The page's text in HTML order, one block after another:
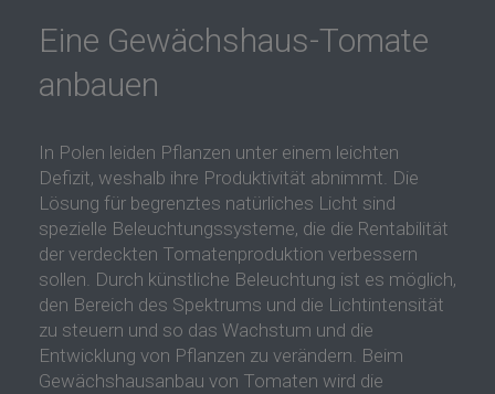
Eine Gewächshaus-Tomate
anbauen
In Polen leiden Pflanzen unter einem leichten
Defizit, weshalb ihre Produktivität abnimmt. Die
Lösung für begrenztes natürliches Licht sind
spezielle Beleuchtungssysteme, die die Rentabilität
der verdeckten Tomatenproduktion verbessern
sollen. Durch künstliche Beleuchtung ist es möglich,
den Bereich des Spektrums und die Lichtintensität
zu steuern und so das Wachstum und die
Entwicklung von Pflanzen zu verändern. Beim
Gewächshausanbau von Tomaten wird die